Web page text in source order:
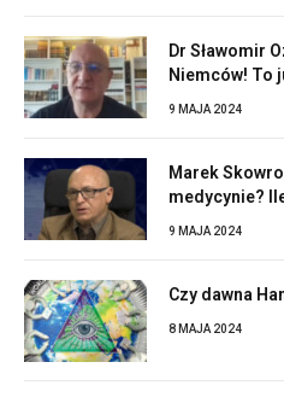
Dr Sławomir
Niemców! To
9 MAJA 2024
Marek
medycynie?
9 MAJA 2024
Czy dawna
8 MAJA 2024